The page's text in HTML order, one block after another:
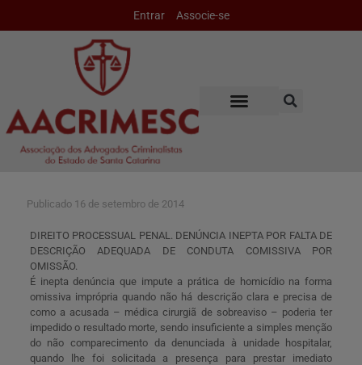
Entrar Associe-se
Publicado 16 de setembro de 2014
DIREITO PROCESSUAL PENAL. DENÚNCIA INEPTA POR FALTA DE
DESCRIÇÃO ADEQUADA DE CONDUTA COMISSIVA POR
OMISSÃO.
É inepta denúncia que impute a prática de homicídio na forma
omissiva imprópria quando não há descrição clara e precisa de
como a acusada – médica cirurgiã de sobreaviso – poderia ter
impedido o resultado morte, sendo insuficiente a simples menção
do não comparecimento da denunciada à unidade hospitalar,
quando lhe foi solicitada a presença para prestar imediato